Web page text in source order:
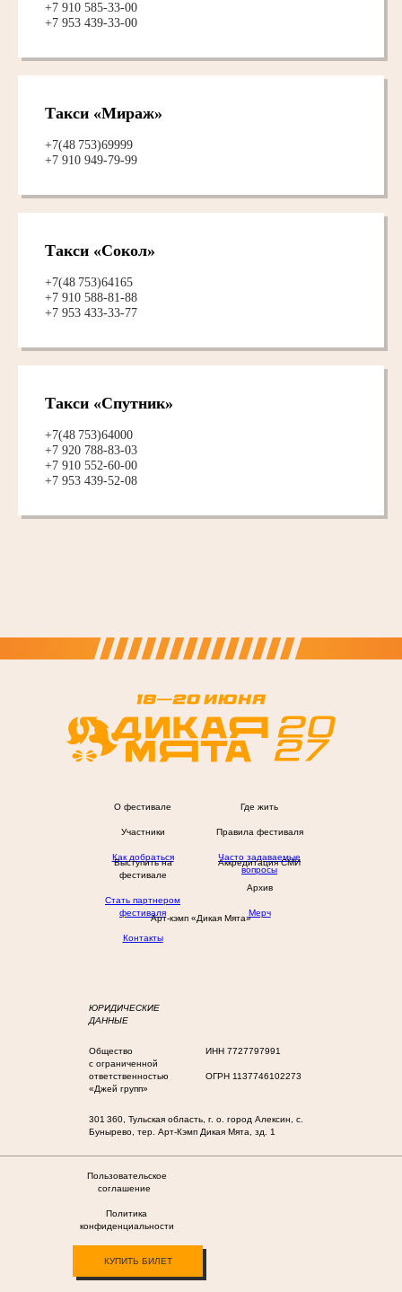
+7 910 585-33-00
+7 953 439-33-00
Такси «Мираж»
+7(48 753)69999
+7 910 949-79-99
Такси «Сокол»
+7(48 753)64165
+7 910 588-81-88
+7 953 433-33-77
Такси «Спутник»
+7(48 753)64000
+7 920 788-83-03
+7 910 552-60-00
+7 953 439-52-08
О фестивале
Участники
Как добраться
Где жить
Правила фестиваля
Часто задаваемые
вопросы
Выступить на
фестивале
Стать партнером
фестиваля
Контакты
Аккредитация СМИ
Архив
Мерч
Арт-кэмп «Дикая Мята»
ЮРИДИЧЕСКИЕ
ДАННЫЕ
Общество
с ограниченной
ответственностью
«Джей групп»
ИНН 7727797991
ОГРН 1137746102273
301 360, Тульская область, г. о. город Алексин, с.
Бунырево, тер. Арт-Кэмп Дикая Мята, зд. 1
Пользовательское
соглашение
Политика
конфиденциальности
КУПИТЬ БИЛЕТ